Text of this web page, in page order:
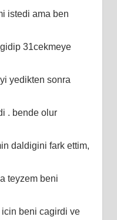
istedi ama ben
31cekmeye
yedikten sonra
. bende olur
daldigini fark ettim,
teyzem beni
beni cagirdi ve